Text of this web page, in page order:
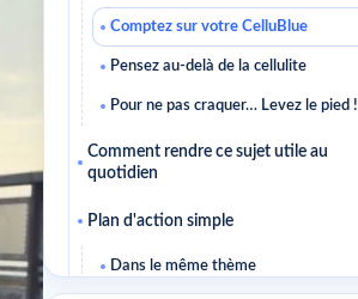
Comptez sur votre CelluBlue
Pensez au-delà de la cellulite
Pour ne pas craquer… Levez le pied !
Comment rendre ce sujet utile au
quotidien
Plan d'action simple
Dans le même thème